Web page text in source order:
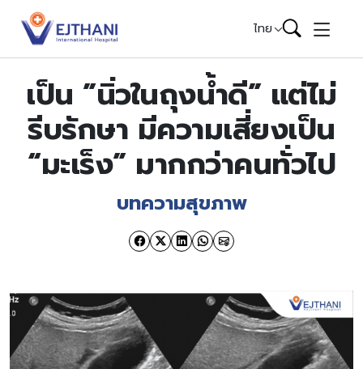
Skip to content
ไทย
เป็น ”นิ่วในถุงน้ำดี” แต่ไม่
รีบรักษา มีความเสี่ยงเป็น
“มะเร็ง” มากกว่าคนทั่วไป
บทความสุขภาพ